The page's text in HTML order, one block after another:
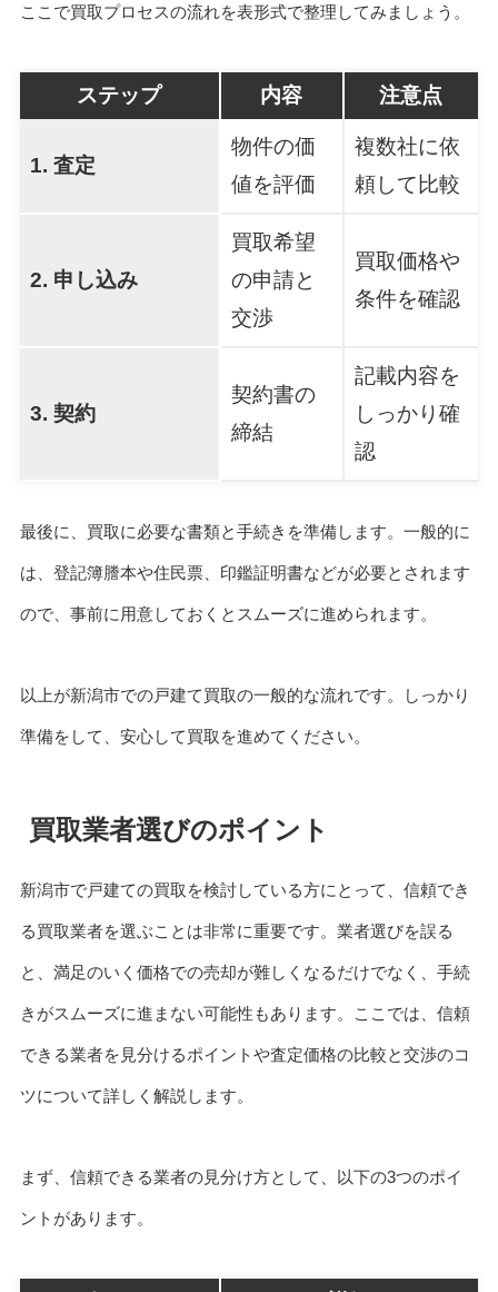
ここで買取プロセスの流れを表形式で整理してみましょう。
ステップ 内容 注意点
1. 査定
物件の価
値を評価
複数社に依
頼して比較
2. 申し込み
買取希望
の申請と
交渉
買取価格や
条件を確認
3. 契約
契約書の
締結
記載内容を
しっかり確
認
最後に、買取に必要な書類と手続きを準備します。一般的に
は、登記簿謄本や住民票、印鑑証明書などが必要とされます
ので、事前に用意しておくとスムーズに進められます。
以上が新潟市での戸建て買取の一般的な流れです。しっかり
準備をして、安心して買取を進めてください。
買取業者選びのポイント
新潟市で戸建ての買取を検討している方にとって、信頼でき
る買取業者を選ぶことは非常に重要です。業者選びを誤る
と、満足のいく価格での売却が難しくなるだけでなく、手続
きがスムーズに進まない可能性もあります。ここでは、信頼
できる業者を見分けるポイントや査定価格の比較と交渉のコ
ツについて詳しく解説します。
まず、信頼できる業者の見分け方として、以下の3つのポイ
ントがあります。